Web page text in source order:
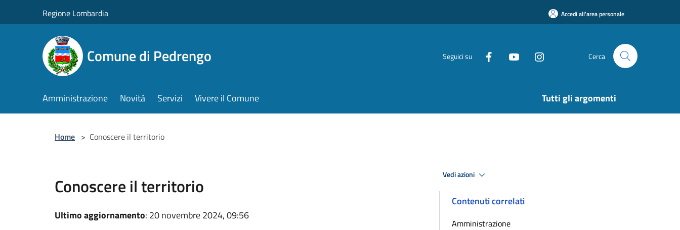
Regione Lombardia Accedi all'area personale
Comune di Pedrengo Seguici su Cerca
Amministrazione Novità Servizi Vivere il Comune Tutti gli argomenti
Home > Conoscere il territorio
Conoscere il territorio
Ultimo aggiornamento: 20 novembre 2024, 09:56
Vedi azioni
Contenuti correlati
Amministrazione